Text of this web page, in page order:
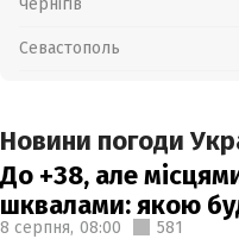
Севастополь
Новини погоди
До +38, але
шквалами: якою
8 серпня, 08:00 581